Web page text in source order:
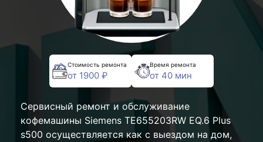
Стоимость ремонта
от 1900 ₽
Время ремонта
от 40 мин
Сервисный ремонт и обслуживание
кофемашины Siemens TE655203RW EQ.6 Plus
s500 осуществляется как с выездом на дом,